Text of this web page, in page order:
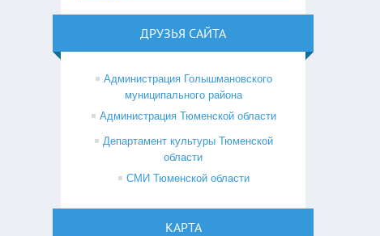
ДРУЗЬЯ САЙТА
Администрация Голышмановского
муниципального района
Администрация Тюменской области
Департамент культуры Тюменской
области
СМИ Тюменской области
КАРТА